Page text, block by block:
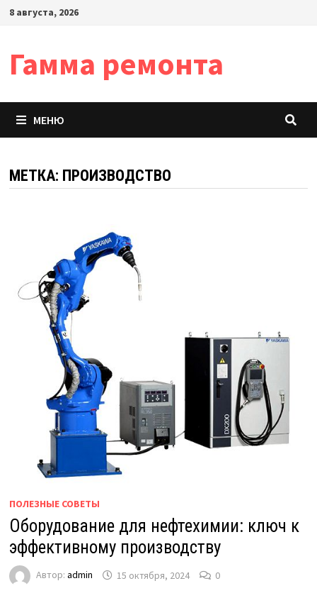
Перейти
8 августа, 2026
Гамма ремонта
МЕНЮ
МЕТКА: ПРОИЗВОДСТВО
ПОЛЕЗНЫЕ СОВЕТЫ
Оборудование для нефтехимии: ключ к
эффективному производству
Автор: admin 15 октября, 2024 0